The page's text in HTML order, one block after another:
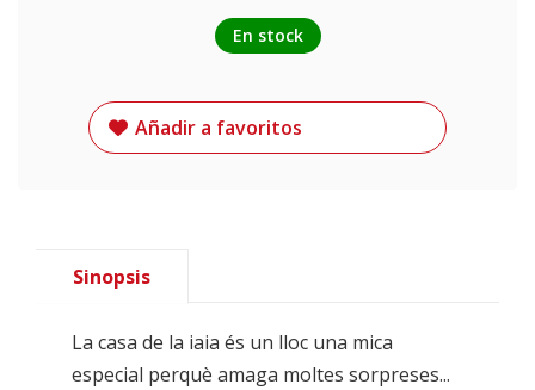
En stock
Añadir a favoritos
Sinopsis
La casa de la iaia és un lloc una mica
especial perquè amaga moltes sorpreses...